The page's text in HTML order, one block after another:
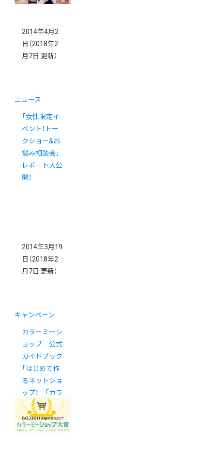
2014年4月2
日 （2018年2
月7日 更新）
ニュース
「女性限定イ
ベント！トー
クショー&お
悩み相談会」
レポート大公
開！
2014年3月19
日 （2018年2
月7日 更新）
キャンペーン
カラーミーシ
ョップ 公式
ガイドブック
「はじめて作
るネットショ
ップ！ 「カラ
ーミーショッ
プ」で開業＆
運営」販売！